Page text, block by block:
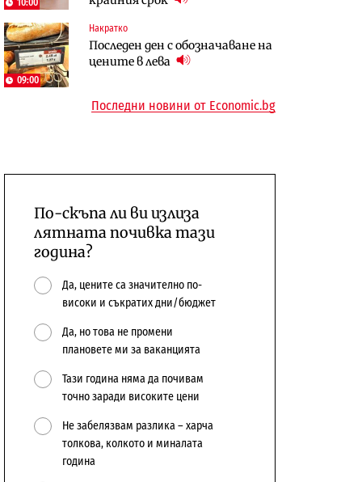
09:00
Накратко
Последен ден с обозначаване на
цените в лева
Енергетика
Държавният ТЕЦ „Марица
Компании
„Ендуросат“ ще строи огромен
Последни новини от Economic.bg
По-скъпа ли ви излиза
лятната почивка тази
година?
Да, цените са значително по-
високи и съкратих дни/бюджет
Да, но това не промени
плановете ми за ваканцията
Тази година няма да почивам
точно заради високите цени
Не забелязвам разлика – харча
толкова, колкото и миналата
година